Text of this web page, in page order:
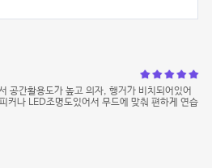
공간활용도가 높고 의자, 행거가 비치되어있어
커나 LED조명도있어서 무드에 맞춰 편하게 연습